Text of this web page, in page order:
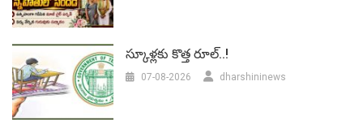
స్కూళ్లకు కొత్త రూల్..!
07-08-2026 dharshininews